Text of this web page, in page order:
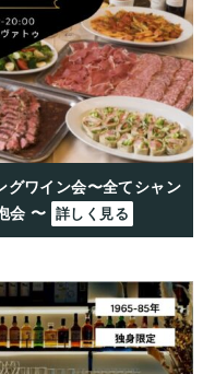
グワイン会〜全てシャン
会 〜 詳しく見る